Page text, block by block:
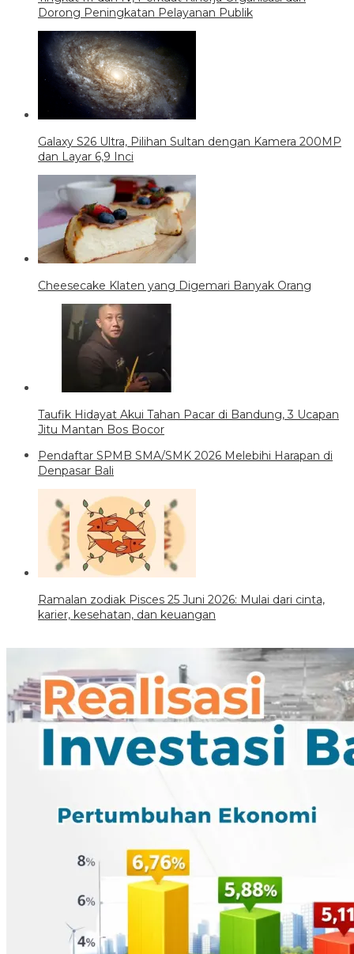
Dorong Peningkatan Pelayanan Publik
Galaxy S26 Ultra, Pilihan Sultan dengan Kamera 200MP
dan Layar 6,9 Inci
Cheesecake Klaten yang Digemari Banyak Orang
Taufik Hidayat Akui Tahan Pacar di Bandung, 3 Ucapan
Jitu Mantan Bos Bocor
Pendaftar SPMB SMA/SMK 2026 Melebihi Harapan di
Denpasar Bali
Ramalan zodiak Pisces 25 Juni 2026: Mulai dari cinta,
karier, kesehatan, dan keuangan